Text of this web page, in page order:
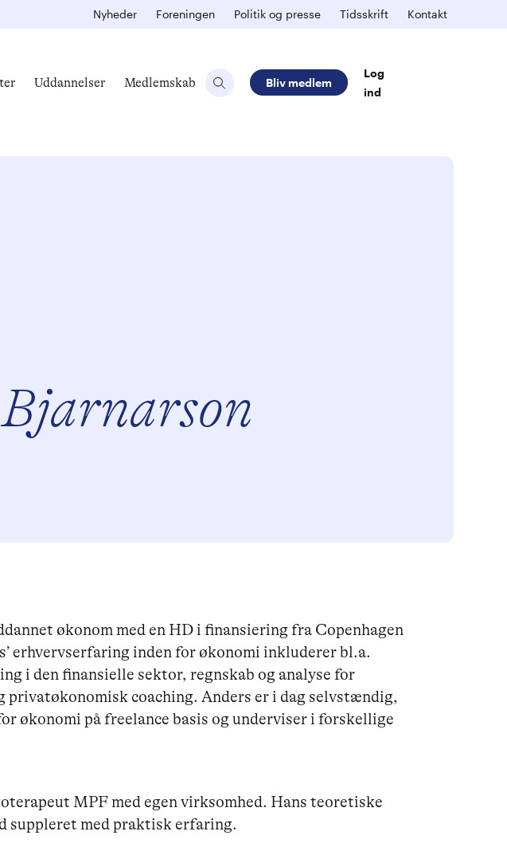
Nyheder Foreningen Politik og presse Tidsskrift Kontakt
Uddannelser Medlemskab Bliv medlem
Log
ind
økonom med en HD i finansiering fra Copenhagen
erhvervserfaring inden for økonomi inkluderer bl.a.
i den finansielle sektor, regnskab og analyse for
privatøkonomisk coaching. Anders er i dag selvstændig,
økonomi på freelance basis og underviser i forskellige
MPF med egen virksomhed. Hans teoretiske
suppleret med praktisk erfaring.